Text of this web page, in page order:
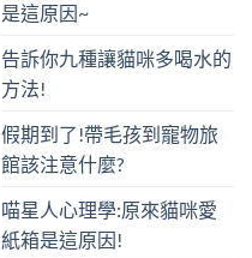
是這原因~
告訴你九種讓貓咪多喝水的
方法!
假期到了!帶毛孩到寵物旅
館該注意什麼?
喵星人心理學:原來貓咪愛
紙箱是這原因!